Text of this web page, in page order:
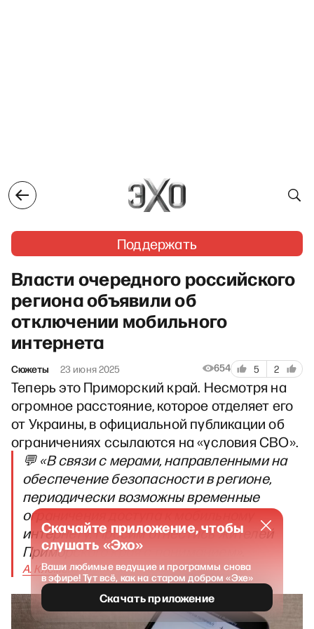
Поддержать
Власти очередного российского
региона объявили об
отключении мобильного
интернета
Сюжеты 23 июня 2025 654 5 2
Теперь это Приморский край. Несмотря на
огромное расстояние, которое отделяет его
от Украины, в официальной публикации об
ограничениях ссылаются на «условия СВО».
💬 «В связи с мерами, направленными на
обеспечение безопасности в регионе,
периодически возможны временные
ограничения доступа к мобильному
интернету. Просим отнестись жителей
Приморского края с пониманием»
А. Клементьев, Минсвязи Приморья
Скачайте приложение, чтобы
слушать «Эхо»
Ваши любимые ведущие и программы снова
в эфире! Тут всё, как на старом добром «Эхе»
Скачать приложение